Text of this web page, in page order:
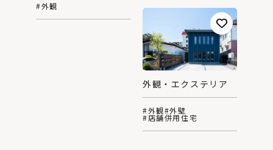
#外観
外観・エクステリア
#外観#外壁
#店舗併用住宅